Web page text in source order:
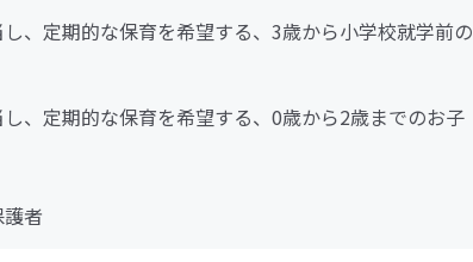
、定期的な保育を希望する、3歳から小学校就学前の
、定期的な保育を希望する、0歳から2歳までのお子
者